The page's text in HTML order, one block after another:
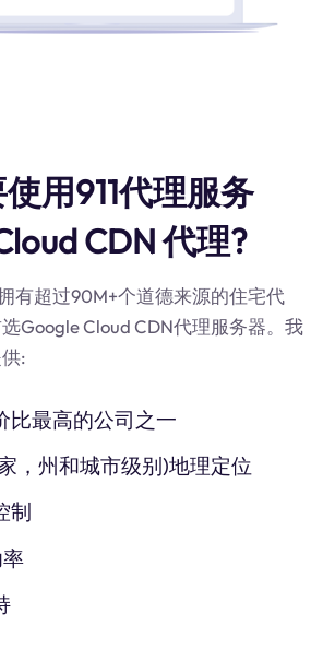
用911代理服务
CDN 代理?
有超过90M+个道德来源的住宅代
Google Cloud CDN代理服务器。我
:
比最高的公司之一
，州和城市级别)地理定位
制